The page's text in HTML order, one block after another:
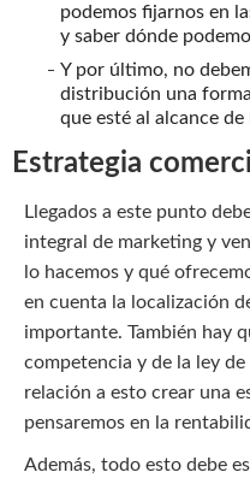
podemos fijarnos en
y saber dónde
Y por último, no
distribución una
que esté al alcance
Estrategia
Llegados a este punto
integral de marketing y
lo hacemos y qué
en cuenta la localización
importante. También hay
competencia y de la ley
relación a esto crear una
pensaremos en la
Además, todo esto debe